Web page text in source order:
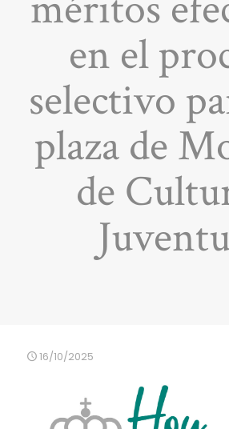
en el
selectivo
plaza de
de
16/10/2025